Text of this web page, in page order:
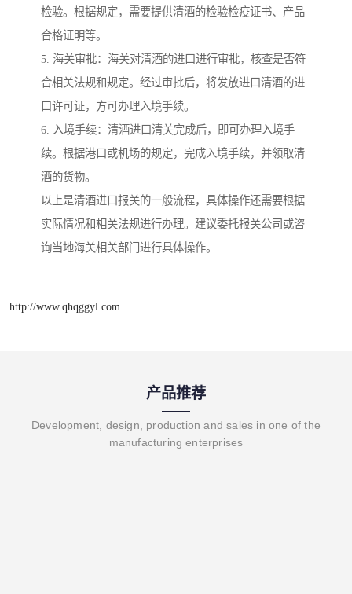
检验。根据规定，需要提供清酒的检验检疫证书、产品
合格证明等。
5. 海关审批：海关对清酒的进口进行审批，核查是否符
合相关法规和规定。经过审批后，将发放进口清酒的进
口许可证，方可办理入境手续。
6. 入境手续：清酒进口清关完成后，即可办理入境手
续。根据港口或机场的规定，完成入境手续，并领取清
酒的货物。
以上是清酒进口报关的一般流程，具体操作还需要根据
实际情况和相关法规进行办理。建议委托报关公司或咨
询当地海关相关部门进行具体操作。
http://www.qhqggyl.com
产品推荐
Development, design, production and sales in one of the
manufacturing enterprises